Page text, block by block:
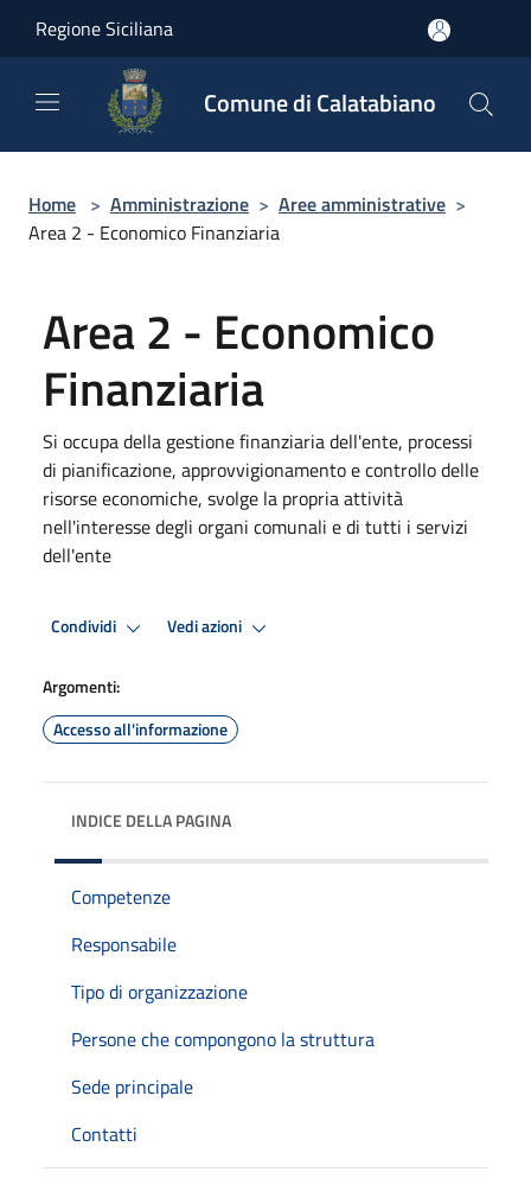
Regione Siciliana
Comune di Calatabiano
Home > Amministrazione > Aree amministrative >
Area 2 - Economico Finanziaria
Area 2 - Economico
Finanziaria
Si occupa della gestione finanziaria dell'ente, processi
di pianificazione, approvvigionamento e controllo delle
risorse economiche, svolge la propria attività
nell'interesse degli organi comunali e di tutti i servizi
dell'ente
Condividi Vedi azioni
Argomenti:
Accesso all'informazione
INDICE DELLA PAGINA
Competenze
Responsabile
Tipo di organizzazione
Persone che compongono la struttura
Sede principale
Contatti